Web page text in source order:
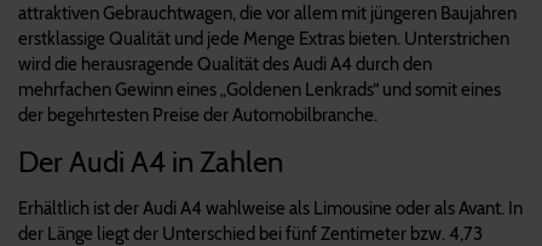
attraktiven Gebrauchtwagen, die vor allem mit jüngeren Baujahren
erstklassige Qualität und jede Menge Extras bieten. Unterstrichen
wird die herausragende Qualität des Audi A4 durch den
mehrfachen Gewinn eines „Goldenen Lenkrads“ und somit eines
der begehrtesten Preise der Automobilbranche.
Der Audi A4 in Zahlen
Erhältlich ist der Audi A4 wahlweise als Limousine oder als Avant. In
der Länge liegt der Unterschied bei fünf Zentimeter bzw. 4,73